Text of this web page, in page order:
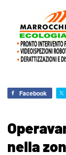
Facebook
nella